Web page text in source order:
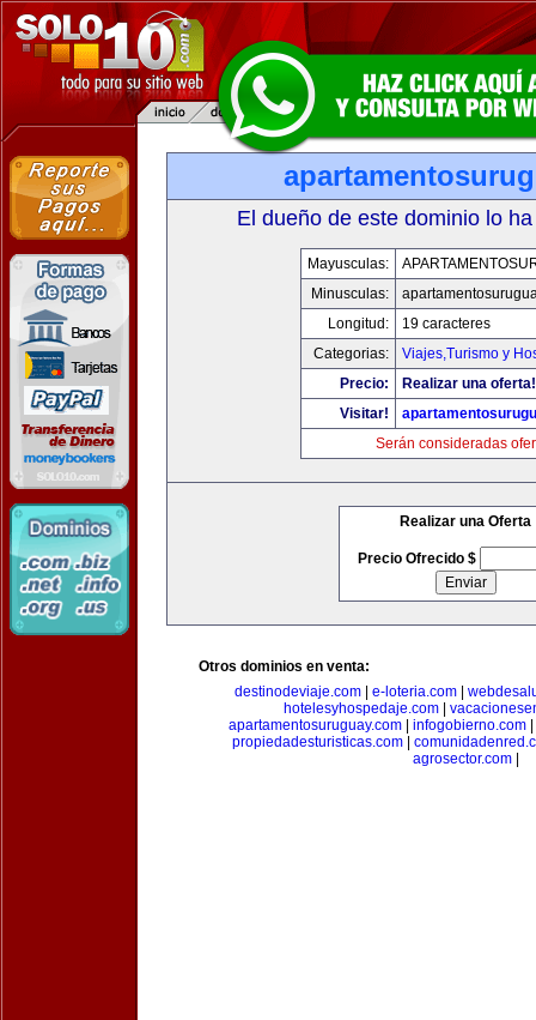
El dueño de este dominio lo
Mayusculas:
Minusculas:
Longitud:
19 caracteres
Categorias:
Viajes,Turismo y
Precio:
Realizar una oferta!
Visitar!
Serán consideradas
Realizar una Oferta
Precio Ofrecido $
Otros dominios en venta:
destinodeviaje.com
e-loteria.com
hotelesyhospedaje.com
apartamentosuruguay.com
infogobierno.com
propiedadesturisticas.com|
agrosector.com|